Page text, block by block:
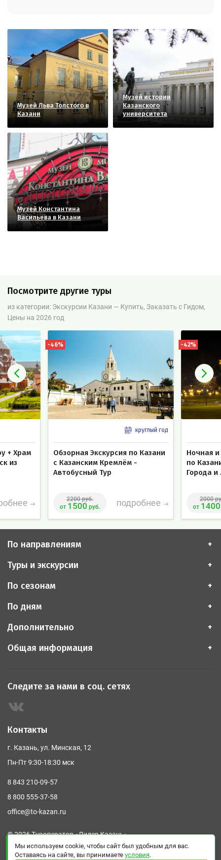
Мы используем cookie, чтобы сайт был удобным для вас.
Оставаясь на сайте, вы принимаете условия.
Музей Льва Толстого в
Казани
Музей истории
Казанского
университета
Музей Константина
Васильева в Казани
Посмотрите другие туры
из категории: Экскурсии Казани — Купить, Заказать с Гидом,
Цены на 2026 год
+ Храм
из
-46%
круглый год
Обзорная Экскурсия по Казани
с Казанским Кремлём -
Автобусный Тур
2200 руб.
от 1500 руб. подробнее
-42%
Ночная и
по
Города
2000
от 1400
Общая информация
Туры и экскурсии
По сезонам
Дополнительно
По дням
По направлениям
© 2026 Туроператор «Лидер Казань»
Политика конфиденциальности
Следите за нами в соц. сетях
Контакты
г. Казань, ул. Минская, 12
Пн-Пт 9:30-18:30 мск
8 843 210-09-57
8 800 555-37-58
office@to-kazan.ru